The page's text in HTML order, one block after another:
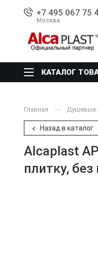
+7 495 067 75
Москва
КАТАЛОГ
Главная Душевые
Назад в каталог
Alcaplast
плитку,